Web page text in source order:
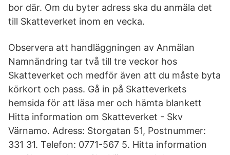
bor där. Om du byter adress ska du anmäla det
till Skatteverket inom en vecka.
Observera att handläggningen av Anmälan
Namnändring tar två till tre veckor hos
Skatteverket och medför även att du måste byta
körkort och pass. Gå in på Skatteverkets
hemsida för att läsa mer och hämta blankett
Hitta information om Skatteverket - Skv
Värnamo. Adress: Storgatan 51, Postnummer:
331 31. Telefon: 0771-567 5. Hitta information